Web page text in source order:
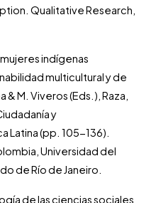
Qualitative Research,
indígenas
multicultural y de
& M. Viveros (Eds.), Raza,
y
Latina (pp. 105-136).
Universidad del
de Río de Janeiro.
de las ciencias sociales